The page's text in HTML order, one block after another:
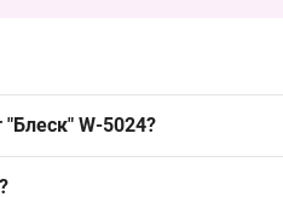
W-5024?